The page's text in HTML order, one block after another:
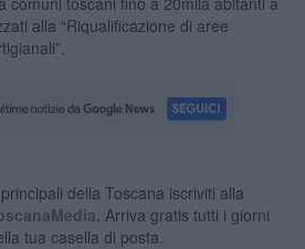
alla “Riqualificazione di aree
della Toscana iscriviti alla
Arriva gratis tutti i giorni
tua casella di posta.